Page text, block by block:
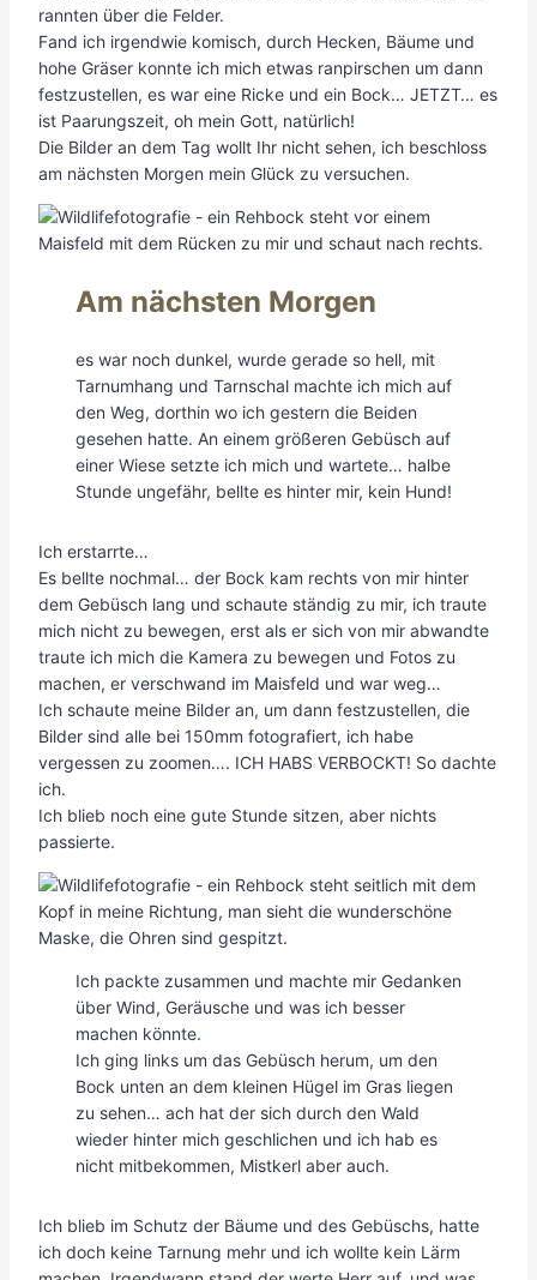
rannten über die Felder.
Fand ich irgendwie komisch, durch Hecken, Bäume und
hohe Gräser konnte ich mich etwas ranpirschen um dann
festzustellen, es war eine Ricke und ein Bock… JETZT… es
ist Paarungszeit, oh mein Gott, natürlich!
Die Bilder an dem Tag wollt Ihr nicht sehen, ich beschloss
am nächsten Morgen mein Glück zu versuchen.
Am nächsten Morgen
es war noch dunkel, wurde gerade so hell, mit
Tarnumhang und Tarnschal machte ich mich auf
den Weg, dorthin wo ich gestern die Beiden
gesehen hatte. An einem größeren Gebüsch auf
einer Wiese setzte ich mich und wartete… halbe
Stunde ungefähr, bellte es hinter mir, kein Hund!
Ich erstarrte…
Es bellte nochmal… der Bock kam rechts von mir hinter
dem Gebüsch lang und schaute ständig zu mir, ich traute
mich nicht zu bewegen, erst als er sich von mir abwandte
traute ich mich die Kamera zu bewegen und Fotos zu
machen, er verschwand im Maisfeld und war weg…
Ich schaute meine Bilder an, um dann festzustellen, die
Bilder sind alle bei 150mm fotografiert, ich habe
vergessen zu zoomen…. ICH HABS VERBOCKT! So dachte
ich.
Ich blieb noch eine gute Stunde sitzen, aber nichts
passierte.
Ich packte zusammen und machte mir Gedanken
über Wind, Geräusche und was ich besser
machen könnte.
Ich ging links um das Gebüsch herum, um den
Bock unten an dem kleinen Hügel im Gras liegen
zu sehen… ach hat der sich durch den Wald
wieder hinter mich geschlichen und ich hab es
nicht mitbekommen, Mistkerl aber auch.
Ich blieb im Schutz der Bäume und des Gebüschs, hatte
ich doch keine Tarnung mehr und ich wollte kein Lärm